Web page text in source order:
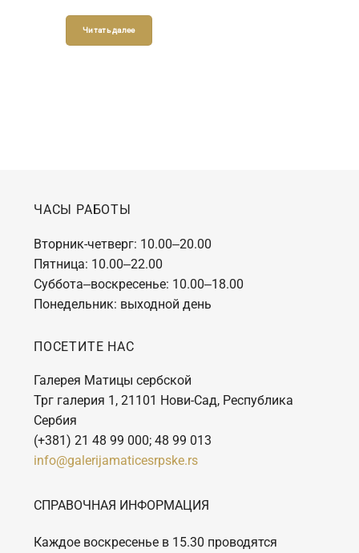
ЧАСЫ РАБОТЫ
Вторник-четверг: 10.00‒20.00
Пятница: 10.00‒22.00
Суббота‒воскресенье: 10.00‒18.00
Понедельник: выходной день
ПОСЕТИТЕ НАС
Галерея Матицы сербской
Трг галерия 1, 21101 Нови-Сад, Республика
Сербия
(+381) 21 48 99 000; 48 99 013
info@galerijamaticesrpske.rs
СПРАВОЧНАЯ ИНФОРМАЦИЯ
Каждое воскресенье в 15.30 проводятся